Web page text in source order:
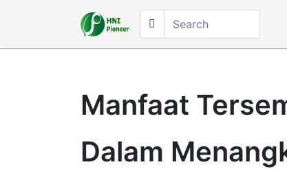
Manfaat
Dalam